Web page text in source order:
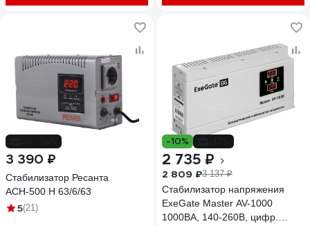
3 390 ₽
Стабилизатор Ресанта
АСН-500 Н 63/6/63
5(21)
-10%
2 735 ₽
2 809 ₽3 137 ₽
Стабилизатор напряжения
ExeGate Master AV-1000
1000ВА, 140-260В, цифр.